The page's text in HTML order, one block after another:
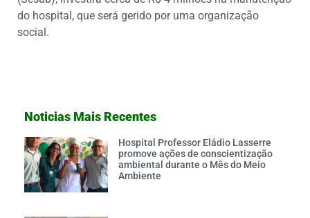
do hospital, que será gerido por uma organização
social.
Noticias Mais Recentes
Hospital Professor Eládio Lasserre
promove ações de conscientização
ambiental durante o Mês do Meio
Ambiente